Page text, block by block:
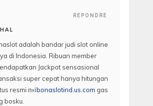
REPONDRE
adalah bandar judi slot online
di Indonesia. Ribuan member
Jackpot sensasional
super cepat hanya hitungan
resmi п»їbonaslotind.us.com gas
bosku.